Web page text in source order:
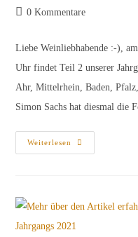
Kategorie:
Beitrags-
0 Kommentare
Liebe Weinliebhabende :-),
Uhr findet Teil 2 unserer
Ahr, Mittelrhein, Baden,
Simon Sachs hat diesmal die
Weiterlesen
Probenliste
Mittelrhein,
Baden,
Pfalz,
Rheingau,